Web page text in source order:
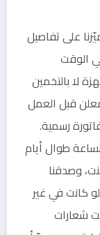
على تفاصيل
الوقت
لا بالتخمين
قبل العمل
رسمية.
طوال أيام
وصدقنا
كانت في غير
شعارات